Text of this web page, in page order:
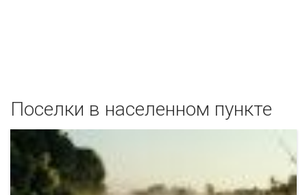
Поселки в населенном пункте